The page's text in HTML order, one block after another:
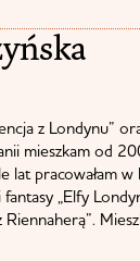
z Londynu”
mieszkam od
lat pracowałam
„Elfy